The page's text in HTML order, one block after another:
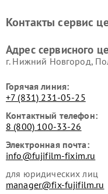
Контакты сервис
Адрес сервисного
г. Нижний Новгород,
Горячая линия:
+7 (831) 231-05-25
Контактный телефон:
8 (800) 100-33-26
Электронная почта:
info@fujifilm-fixim.ru
для юридических лиц
manager@fix-fujifilm.ru